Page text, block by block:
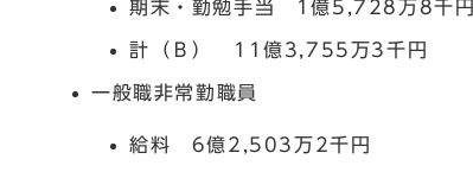
期末・勤勉手当 1億5,728万8千円
計（Ｂ） 11億3,755万3千円
一般職非常勤職員
給料 6億2,503万2千円